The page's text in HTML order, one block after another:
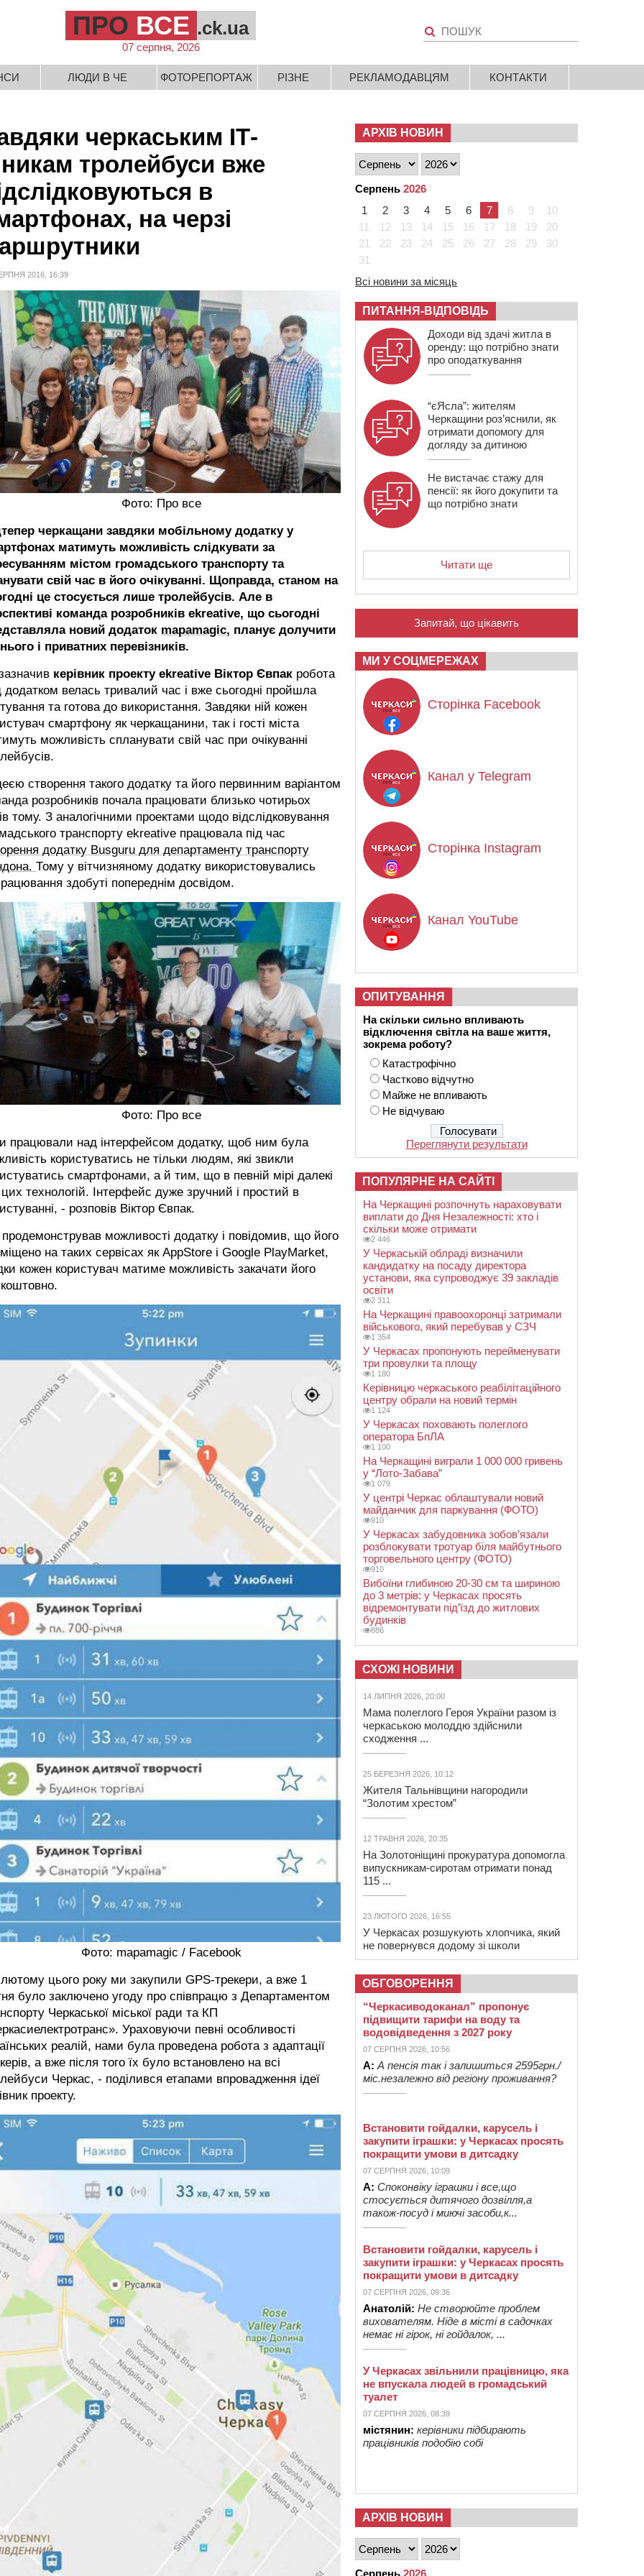
ПРО ВСЕ .ck.ua
07 серпня, 2026
ЛЮДИ В ЧЕ ФОТОРЕПОРТАЖ РІЗНЕ РЕКЛАМОДАВЦЯМ КОНТАКТИ
черкаським ІТ-
тролейбуси вже
в
на черзі
2016, 16:39
Фото: Про все
черкащани завдяки мобільному додатку у
матимуть можливість слідкувати за
містом громадського транспорту та
свій час в його очікуванні. Щоправда, станом на
це стосується лише тролейбусів. Але в
команда розробників ekreative, що сьогодні
новий додаток mapamagic, планує долучити
і приватних перевізників.
керівник проекту ekreative Віктор Євпак робота
додатком велась тривалий час і вже сьогодні пройшла
та готова до використання. Завдяки ній кожен
смартфону як черкащанини, так і гості міста
можливість спланувати свій час при очікуванні
створення такого додатку та його первинним варіантом
розробників почала працювати близько чотирьох
тому. З аналогічними проектами щодо відслідковування
транспорту ekreative працювала під час
додатку Busguru для департаменту транспорту
Тому у вітчизняному додатку використовувались
здобуті попереднім досвідом.
Фото: Про все
працювали над інтерфейсом додатку, щоб ним була
користуватись не тільки людям, які звикли
смартфонами, а й тим, що в певній мірі далекі
цих технологій. Інтерфейс дуже зручний і простий в
- розповів Віктор Євпак.
продемонстрував можливості додатку і повідомив, що його
на таких сервісах як AppStore і Google PlayMarket,
кожен користувач матиме можливість закачати його
Фото: mapamagic / Facebook
цього року ми закупили GPS-трекери, а вже 1
було заключено угоду про співпрацю з Департаментом
Черкаської міської ради та КП
Ураховуючи певні особливості
реалій, нами була проведена робота з адаптації
а вже після того їх було встановлено на всі
Черкас, - поділився етапами впровадження ідеї
проекту.
АРХІВ НОВИН
Серпень 2026
1
2 3 4 5 6 7 8 9
10
11
12 13 14 15 16 17 18 19
20
21
22 23 24 25 26 27 28 29
30
31
Всі новини за місяць
ПИТАННЯ-ВІДПОВІДЬ
Доходи від здачі житла в
оренду: що потрібно знати
про оподаткування
“єЯсла”: жителям
Черкащини роз’яснили, як
отримати допомогу для
догляду за дитиною
Не вистачає стажу для
пенсії: як його докупити та
що потрібно знати
Читати ще
Запитай, що цікавить
МИ У СОЦМЕРЕЖАХ
Сторінка Facebook
Канал у Telegram
Сторінка Instagram
Канал YouTube
ОПИТУВАННЯ
На скільки сильно впливають
відключення світла на ваше життя,
зокрема роботу?
Катастрофічно
Частково відчутно
Майже не впливають
Не відчуваю
Переглянути результати
ПОПУЛЯРНЕ НА САЙТІ
На Черкащині розпочнуть нараховувати
виплати до Дня Незалежності: хто і
скільки може отримати
2 446
У Черкаській облраді визначили
кандидатку на посаду директора
установи, яка супроводжує 39 закладів
освіти
2 311
На Черкащині правоохоронці затримали
військового, який перебував у СЗЧ
1 354
У Черкасах пропонують перейменувати
три провулки та площу
1 180
Керівницю черкаського реабілітаційного
центру обрали на новий термін
1 124
У Черкасах поховають полеглого
оператора БпЛА
1 100
На Черкащині виграли 1 000 000 гривень
у “Лото-Забава”
1 079
У центрі Черкас облаштували новий
майданчик для паркування (ФОТО)
910
У Черкасах забудовника зобов’язали
розблокувати тротуар біля майбутнього
торговельного центру (ФОТО)
910
Вибоїни глибиною 20-30 см та шириною
до 3 метрів: у Черкасах просять
відремонтувати під’їзд до житлових
будинків
886
СХОЖІ НОВИНИ
14 ЛИПНЯ 2026, 20:00
Мама полеглого Героя України разом із
черкаською молоддю здійснили
сходження ...
25 БЕРЕЗНЯ 2026, 10:12
Жителя Тальнівщини нагородили
“Золотим хрестом”
12 ТРАВНЯ 2026, 20:35
На Золотоніщині прокуратура допомогла
випускникам-сиротам отримати понад
115 ...
23 ЛЮТОГО 2026, 16:55
У Черкасах розшукують хлопчика, який
не повернувся додому зі школи
ОБГОВОРЕННЯ
“Черкасиводоканал” пропонує
підвищити тарифи на воду та
водовідведення з 2027 року
07 СЕРПНЯ 2026, 10:56
А: А пенсія так і залишиться 2595грн./
міс.незалежно від регіону проживання?
Встановити гойдалки, карусель і
закупити іграшки: у Черкасах просять
покращити умови в дитсадку
07 СЕРПНЯ 2026, 10:09
А: Споконвіку іграшки і все,що
стосується дитячого дозвілля,а
також-посуд і миючі засоби,к...
Встановити гойдалки, карусель і
закупити іграшки: у Черкасах просять
покращити умови в дитсадку
07 СЕРПНЯ 2026, 09:36
Анатолій: Не створюйте проблем
вихователям. Ніде в місті в садочках
немає ні гірок, ні гойдалок, ...
У Черкасах звільнили працівницю, яка
не впускала людей в громадський
туалет
07 СЕРПНЯ 2026, 08:39
містянин: керівники підбирають
працівників подобію собі
АРХІВ НОВИН
Серпень 2026